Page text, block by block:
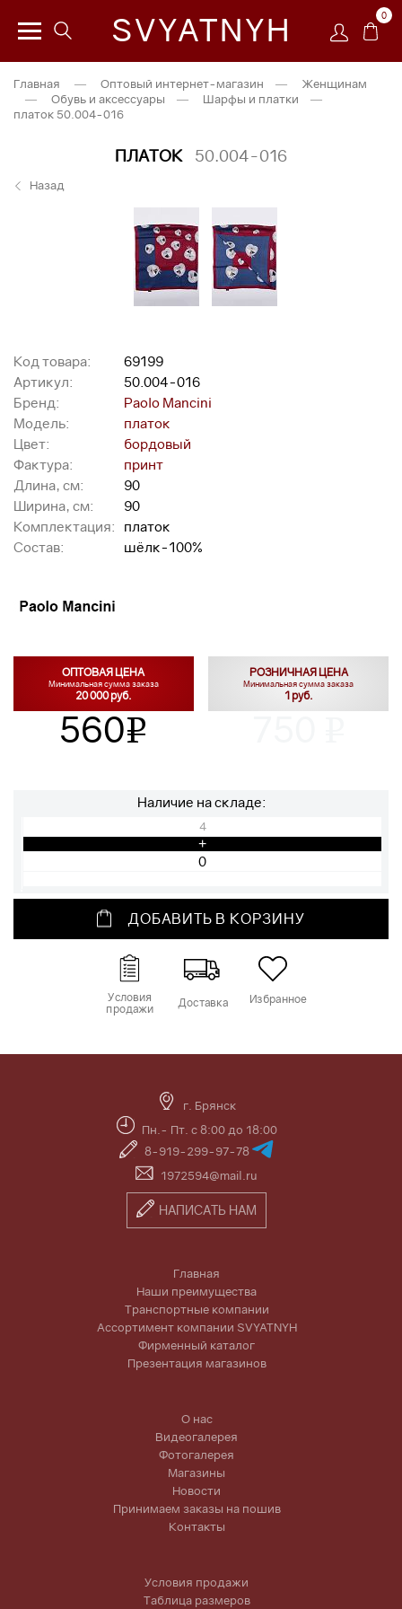
SVYATNYH 0
Главная — Оптовый интернет-магазин —
Женщинам
—
Обувь и аксессуары — Шарфы и платки
—
платок 50.004-016
ПЛАТОК 50.004-016
Назад
Код товара:
69199
Артикул:
50.004-016
Бренд:
Paolo Mancini
Модель:
платок
Цвет:
бордовый
Фактура:
принт
Длина, см:
90
Ширина, см:
90
Комплектация:
платок
Состав:
шёлк-100%
ОПТОВАЯ ЦЕНА
Минимальная сумма заказа
20 000 руб.
560v
РОЗНИЧНАЯ ЦЕНА
Минимальная сумма заказа
1 руб.
Наличие на складе:
4
+
ДОБАВИТЬ В КОРЗИНУ
Условия
продажи Доставка Избранное
г. Брянск
Пн.- Пт. с 8:00 до 18:00
8-919-299-97-78
1972594@mail.ru
НАПИСАТЬ НАМ
Главная
Наши преимущества
Транспортные компании
Ассортимент компании SVYATNYH
Фирменный каталог
Презентация магазинов
О нас
Видеогалерея
Фотогалерея
Магазины
Новости
Принимаем заказы на пошив
Контакты
Условия продажи
Таблица размеров